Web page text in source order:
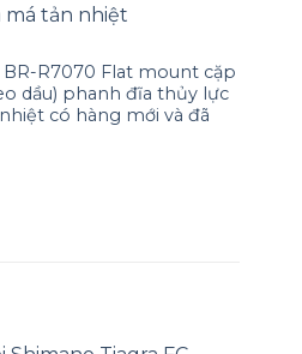
wishlist
BR-R7070 Flat mount cặp
dầu) phanh đĩa thủy lực
có hàng mới và đã